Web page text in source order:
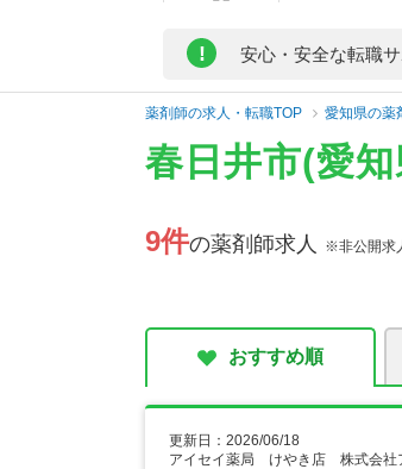
! 安心・安全な転職
薬剤師の求人・転職TOP 愛知県の薬
春日井市(愛
9件の薬剤師求人 ※非公開求
おすすめ順
更新日：2026/06/18
アイセイ薬局 けやき店 株式会社